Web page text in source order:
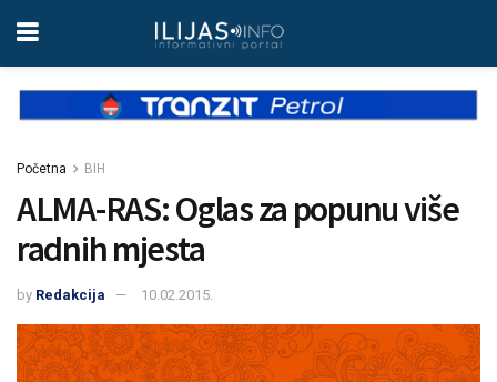
Početna BIH
ALMA-RAS: Oglas za popunu više
radnih mjesta
by Redakcija 10.02.2015.